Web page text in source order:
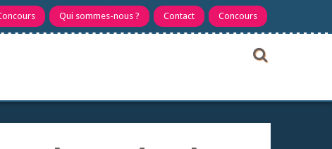
Qui sommes-nous ? Contact Concours